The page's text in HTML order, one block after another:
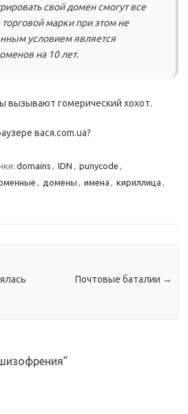
свой домен смогут все
марки при этом не
условием является
на 10 лет.
вызывают гомерический хохот.
вася.com.ua?
domains , IDN , punycode ,
, домены , имена , кириллица ,
Почтовые баталии →
”